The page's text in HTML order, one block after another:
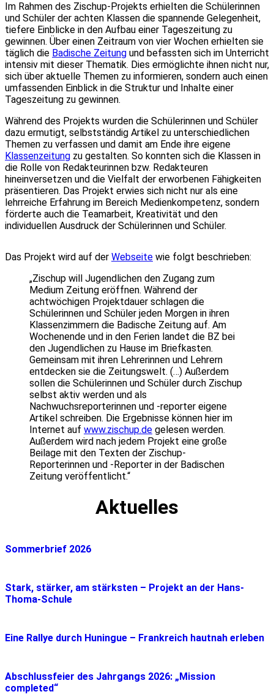
Im Rahmen des Zischup-Projekts erhielten die Schülerinnen
und Schüler der achten Klassen die spannende Gelegenheit,
tiefere Einblicke in den Aufbau einer Tageszeitung zu
gewinnen. Über einen Zeitraum von vier Wochen erhielten sie
täglich die Badische Zeitung und befassten sich im Unterricht
intensiv mit dieser Thematik. Dies ermöglichte ihnen nicht nur,
sich über aktuelle Themen zu informieren, sondern auch einen
umfassenden Einblick in die Struktur und Inhalte einer
Tageszeitung zu gewinnen.
Während des Projekts wurden die Schülerinnen und Schüler
dazu ermutigt, selbstständig Artikel zu unterschiedlichen
Themen zu verfassen und damit am Ende ihre eigene
Klassenzeitung zu gestalten. So konnten sich die Klassen in
die Rolle von Redakteurinnen bzw. Redakteuren
hineinversetzen und die Vielfalt der erworbenen Fähigkeiten
präsentieren. Das Projekt erwies sich nicht nur als eine
lehrreiche Erfahrung im Bereich Medienkompetenz, sondern
förderte auch die Teamarbeit, Kreativität und den
individuellen Ausdruck der Schülerinnen und Schüler.
Das Projekt wird auf der Webseite wie folgt beschrieben:
„Zischup will Jugendlichen den Zugang zum
Medium Zeitung eröffnen. Während der
achtwöchigen Projektdauer schlagen die
Schülerinnen und Schüler jeden Morgen in ihren
Klassenzimmern die Badische Zeitung auf. Am
Wochenende und in den Ferien landet die BZ bei
den Jugendlichen zu Hause im Briefkasten.
Gemeinsam mit ihren Lehrerinnen und Lehrern
entdecken sie die Zeitungswelt. (…) Außerdem
sollen die Schülerinnen und Schüler durch Zischup
selbst aktiv werden und als
Nachwuchsreporterinnen und -reporter eigene
Artikel schreiben. Die Ergebnisse können hier im
Internet auf www.zischup.de gelesen werden.
Außerdem wird nach jedem Projekt eine große
Beilage mit den Texten der Zischup-
Reporterinnen und -Reporter in der Badischen
Zeitung veröffentlicht.“
Aktuelles
Sommerbrief 2026
Stark, stärker, am stärksten – Projekt an der Hans-
Thoma-Schule
Eine Rallye durch Huningue – Frankreich hautnah erleben
Abschlussfeier des Jahrgangs 2026: „Mission
completed“